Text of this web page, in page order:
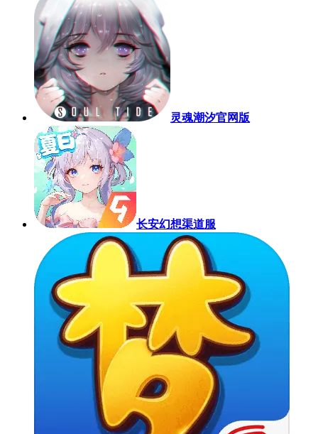
灵魂潮汐官网版
长安幻想渠道服